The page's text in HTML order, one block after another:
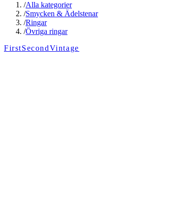
/Alla kategorier
/Smycken & Ädelstenar
/Ringar
/Övriga ringar
FirstSecondVintage